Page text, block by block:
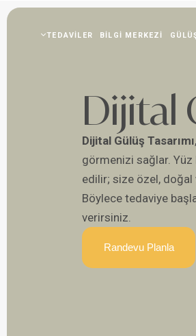
TEDAVILER BILGI MERKEZI
Dijital
Dijital Gülüş Tasarımı
görmenizi sağlar. Yüz
edilir; size özel, doğal
Böylece tedaviye
verirsiniz.
Randevu Planla